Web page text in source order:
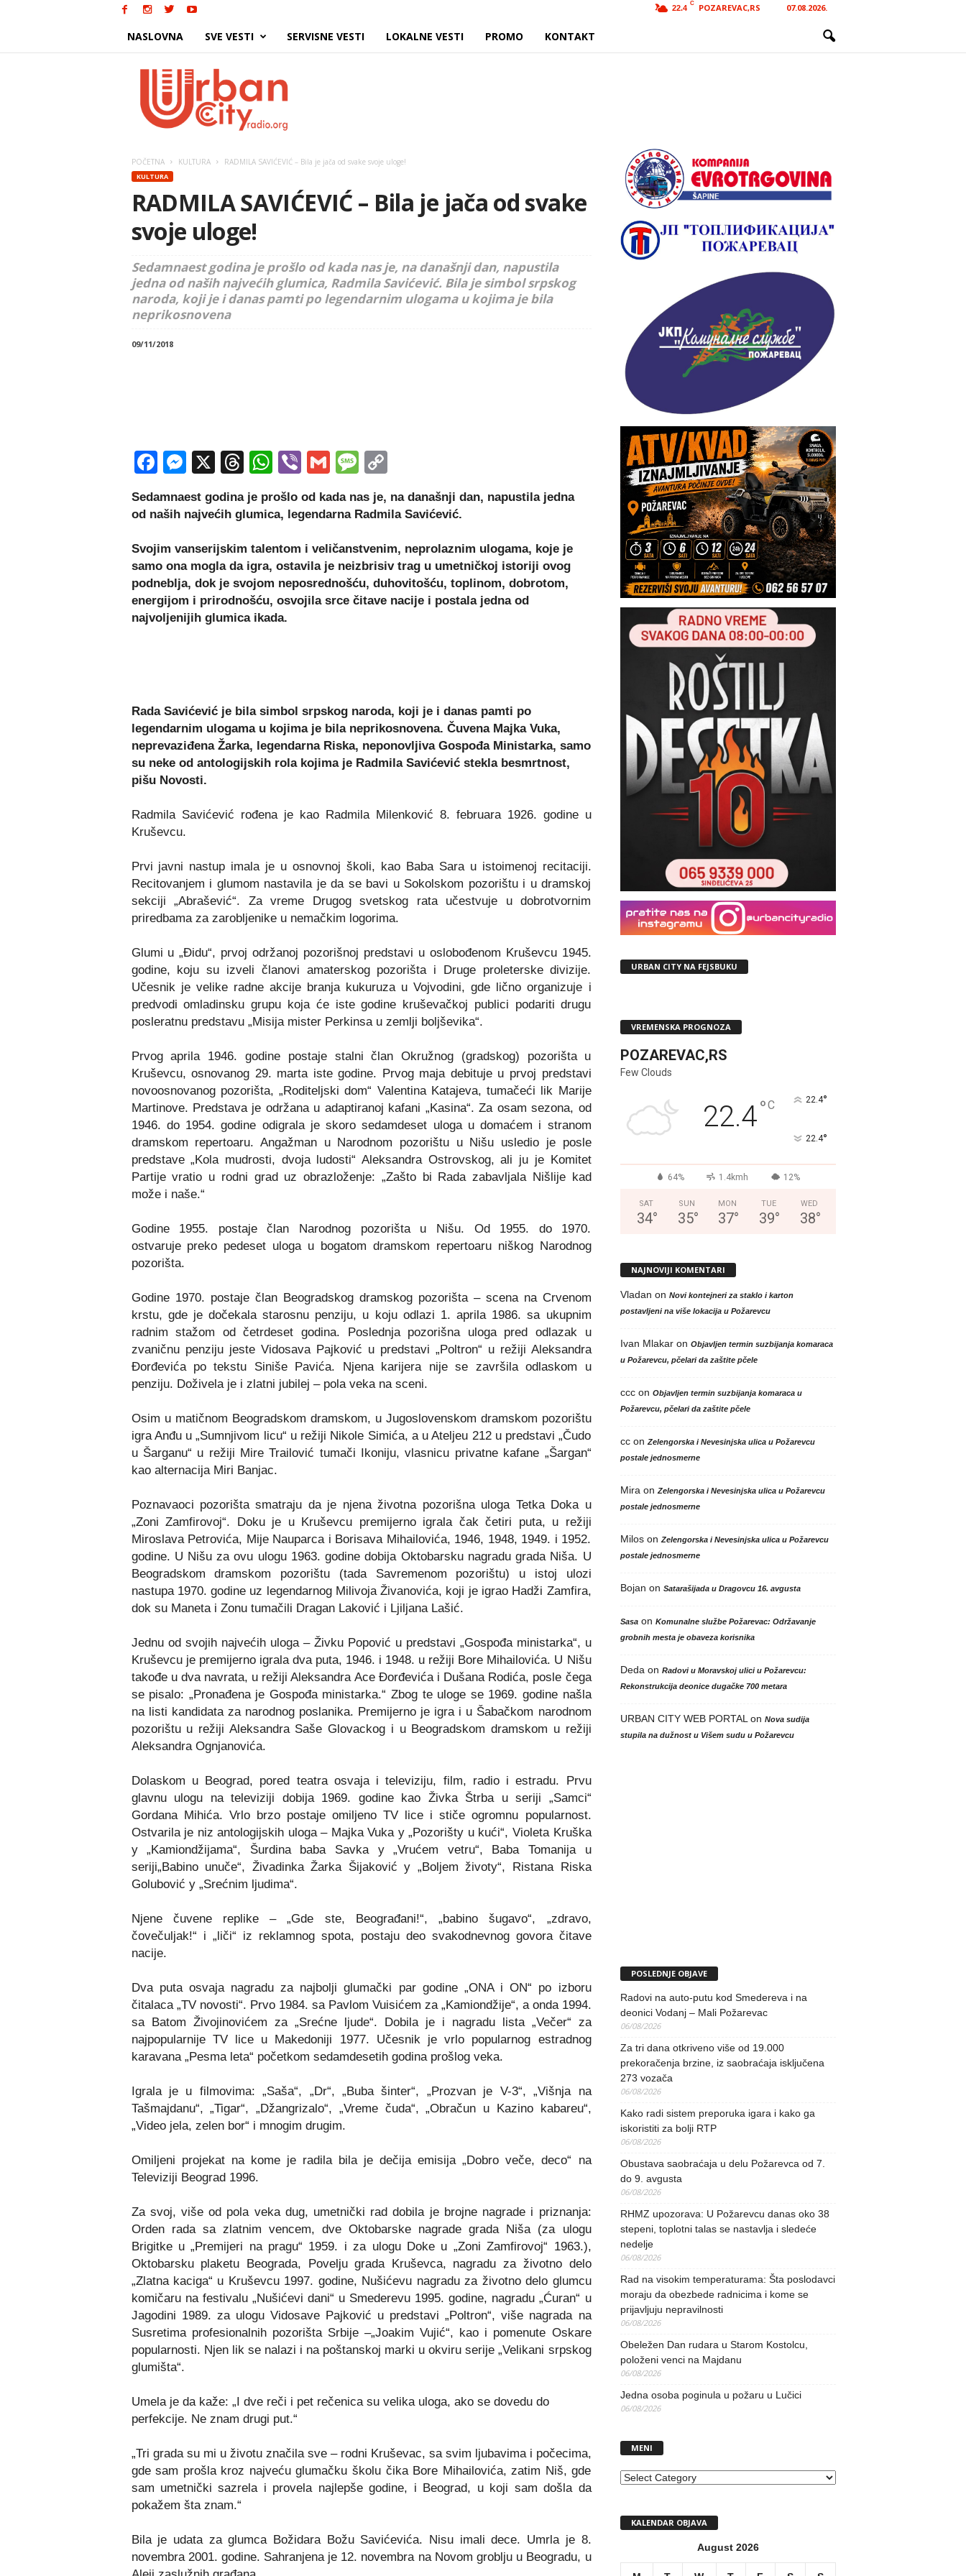
22.4
C POZAREVAC,RS 07.08.2026.
NASLOVNA SVE VESTI SERVISNE VESTI LOKALNE VESTI PROMO KONTAKT
POČETNA KULTURA RADMILA SAVIĆEVIĆ – Bila je jača od svake svoje uloge!
KULTURA
RADMILA SAVIĆEVIĆ – Bila je jača od svake
svoje uloge!
Sedamnaest godina je prošlo od kada nas je, na današnji dan, napustila
jedna od naših najvećih glumica, Radmila Savićević. Bila je simbol srpskog
naroda, koji je i danas pamti po legendarnim ulogama u kojima je bila
neprikosnovena
09/11/2018
Facebook
Messenger
X Threads
WhatsApp
ViberGmailMessage
Sedamnaest godina je prošlo od kada nas je, na današnji dan, napustila jedna
od naših najvećih glumica, legendarna Radmila Savićević.
Svojim vanserijskim talentom i veličanstvenim, neprolaznim ulogama, koje je
samo ona mogla da igra, ostavila je neizbrisiv trag u umetničkoj istoriji ovog
podneblja, dok je svojom neposrednošću, duhovitošću, toplinom, dobrotom,
energijom i prirodnošću, osvojila srce čitave nacije i postala jedna od
najvoljenijih glumica ikada.
Rada Savićević je bila simbol srpskog naroda, koji je i danas pamti po
legendarnim ulogama u kojima je bila neprikosnovena. Čuvena Majka Vuka,
neprevaziđena Žarka, legendarna Riska, neponovljiva Gospođa Ministarka, samo
su neke od antologijskih rola kojima je Radmila Savićević stekla besmrtnost,
pišu Novosti.
Radmila Savićević rođena je kao Radmila Milenković 8. februara 1926. godine u
Kruševcu.
Prvi javni nastup imala je u osnovnoj školi, kao Baba Sara u istoimenoj recitaciji.
Recitovanjem i glumom nastavila je da se bavi u Sokolskom pozorištu i u dramskoj
sekciji „Abrašević“. Za vreme Drugog svetskog rata učestvuje u dobrotvornim
priredbama za zarobljenike u nemačkim logorima.
Glumi u „Đidu“, prvoj održanoj pozorišnoj predstavi u oslobođenom Kruševcu 1945.
godine, koju su izveli članovi amaterskog pozorišta i Druge proleterske divizije.
Učesnik je velike radne akcije branja kukuruza u Vojvodini, gde lično organizuje i
predvodi omladinsku grupu koja će iste godine kruševačkoj publici podariti drugu
posleratnu predstavu „Misija mister Perkinsa u zemlji boljševika“.
Prvog aprila 1946. godine postaje stalni član Okružnog (gradskog) pozorišta u
Kruševcu, osnovanog 29. marta iste godine. Prvog maja debituje u prvoj predstavi
novoosnovanog pozorišta, „Roditeljski dom“ Valentina Katajeva, tumačeći lik Marije
Martinove. Predstava je održana u adaptiranoj kafani „Kasina“. Za osam sezona, od
1946. do 1954. godine odigrala je skoro sedamdeset uloga u domaćem i stranom
dramskom repertoaru. Angažman u Narodnom pozorištu u Nišu usledio je posle
predstave „Kola mudrosti, dvoja ludosti“ Aleksandra Ostrovskog, ali ju je Komitet
Partije vratio u rodni grad uz obrazloženje: „Zašto bi Rada zabavljala Nišlije kad
može i naše.“
Godine 1955. postaje član Narodnog pozorišta u Nišu. Od 1955. do 1970.
ostvarujepreko pedeset uloga u bogatom dramskom repertoaru niškog Narodnog
pozorišta.
Godine 1970. postaje član Beogradskog dramskog pozorišta – scena na Crvenom
krstu, gde je dočekala starosnu penziju, u koju odlazi 1. aprila 1986. sa ukupnim
radnim stažom od četrdeset godina. Poslednja pozorišnauloga pred odlazak u
zvaničnu penziju jeste Vidosava Pajković u predstavi „Poltron“ u režiji Aleksandra
Đorđevića po tekstu Siniše Pavića. Njena karijera nije se završila odlaskom u
penziju. Doživela je i zlatni jubilej – pola veka na sceni.
Osim u matičnom Beogradskom dramskom, u Jugoslovenskom dramskom pozorištu
igra Anđu u „Sumnjivom licu“ u režiji Nikole Simića, a u Ateljeu 212 u predstavi „Čudo
u Šarganu“ u režiji Mire Trailović tumači Ikoniju, vlasnicu privatne kafane „Šargan“
kao alternacija Miri Banjac.
Poznavaoci pozorišta smatraju da je njena životna pozorišna uloga Tetka Doka u
„Zoni Zamfirovoj“. Doku je u Kruševcu premijerno igrala čak četiri puta, u režiji
Miroslava Petrovića, Mije Nauparca i Borisava Mihailovića, 1946, 1948, 1949. i 1952.
godine. U Nišu za ovu ulogu 1963. godine dobija Oktobarsku nagradu grada Niša. U
Beogradskom dramskom pozorištu (tada Savremenom pozorištu) u istoj ulozi
nastupa 1970. godine uz legendarnog Milivoja Živanovića, koji je igrao Hadži Zamfira,
dok su Maneta i Zonu tumačili Dragan Laković i Ljiljana Lašić.
Jednu od svojih najvećih uloga –Živku Popović u predstavi „Gospođa ministarka“, u
Kruševcu je premijerno igrala dva puta, 1946. i 1948. u režiji Bore Mihailovića. U Nišu
takođe u dva navrata, u režiji Aleksandra Ace Đorđevića i Dušana Rodića, posle čega
se pisalo: „Pronađena je Gospođa ministarka.“ Zbog te uloge se 1969. godine našla
na listi kandidata za narodnog poslanika. Premijerno je igra i u Šabačkom narodnom
pozorištu u režiji Aleksandra Saše Glovackog i u Beogradskom dramskom u režiji
Aleksandra Ognjanovića.
Dolaskom u Beograd, pored teatra osvaja i televiziju, film, radio i estradu. Prvu
glavnu ulogu na televiziji dobija 1969. godine kao Živka Štrba u seriji „Samci“
Gordana Mihića. Vrlo brzo postaje omiljeno TV lice i stiče ogromnu popularnost.
Ostvarila je niz antologijskih uloga – Majka Vuka y„Pozorišty u kući“, Violeta Kruška
y„Kamiondžijama“, Šurdina baba Savka y„Vrućem vetru“, Baba Tomanija u
seriji„Babino unuče“, Živadinka Žarka Šijaković y „Boljem životy“, Ristana Riska
Golubović y „Srećnim ljudima“.
Njene čuvene replike–„Gde ste, Beograđani!“, „babino šugavo“, „zdravo,
čovečuljak!“ i „liči“ iz reklamnog spota, postaju deo svakodnevnog govora čitave
nacije.
Dva puta osvaja nagradu za najbolji glumački par godine „ONA i ON“ po izboru
čitalaca „TV novosti“. Prvo 1984. sa Pavlom Vuisićem za „Kamiondžije“, a onda 1994.
sa Batom Živojinovićem za „Srećne ljude“. Dobila je i nagradu lista „Večer“ za
najpopularnije TV lice u Makedoniji 1977. Učesnik je vrlo popularnog estradnog
karavana „Pesma leta“ početkom sedamdesetih godina prošlog veka.
Igrala je u filmovima: „Saša“, „Dr“, „Buba šinter“, „Prozvan je V-3“, „Višnja na
Tašmajdanu“, „Tigar“, „Džangrizalo“, „Vreme čuda“, „Obračun u Kazino kabareu“,
„Video jela, zelen bor“ i mnogim drugim.
Omiljeni projekat na kome je radila bila je dečija emisija „Dobro veče, deco“ na
Televiziji Beograd 1996.
Za svoj, više od pola veka dug, umetnički rad dobila je brojne nagrade i priznanja:
Orden rada sa zlatnim vencem, dve Oktobarske nagrade grada Niša (za ulogu
Brigitke u „Premijeri na pragu“ 1959. i za ulogu Doke u „Zoni Zamfirovoj“ 1963.),
Oktobarsku plaketu Beograda, Povelju grada Kruševca, nagradu za životno delo
„Zlatna kaciga“ u Kruševcu 1997. godine, Nušićevu nagradu za životno delo glumcu
komičaru na festivalu „Nušićevi dani“ u Smederevu 1995. godine, nagradu „Ćuran“ u
Jagodini 1989. za ulogu Vidosave Pajković u predstavi „Poltron“, više nagrada na
Susretima profesionalnih pozorišta Srbije –„Joakim Vujić“, kao i pomenute Oskare
popularnosti. Njen lik se nalazi i na poštanskoj marki u okviru serije „Velikani srpskog
glumišta“.
Umela je da kaže: „I dve reči i pet rečenica su velika uloga, ako se dovedu do
perfekcije. Ne znam drugi put.“
„Tri grada su mi u životu značila sve –rodni Kruševac, sa svim ljubavima i počecima,
gde sam prošla kroz najveću glumačku školu čika Bore Mihailovića, zatim Niš, gde
sam umetnički sazrela i provela najlepše godine, i Beograd, u koji sam došla da
pokažem šta znam.“
Bila je udata za glumca Božidara Božu Savićevića. Nisu imali dece. Umrla je 8.
novembra 2001. godine. Sahranjena je 12. novembra na Novom groblju u Beogradu, u
URBAN CITY NA FEJSBUKU
VREMENSKA PROGNOZA
POZAREVAC,RS
Few Clouds
22.4°C 22.4°
22.4°
64% 1.4kmh 12%
SAT
34°
SUN
35°
MON
37°
TUE
39°
WED
38°
NAJNOVIJI KOMENTARI
Vladan on Novi kontejneri za staklo i karton
postavljeni na više lokacija u Požarevcu
Ivan Mlakaron Objavljen termin suzbijanja komaraca
u Požarevcu, pčelari da zaštite pčele
cccon Objavljen termin suzbijanja komaraca u
Požarevcu, pčelari da zaštite pčele
ccon Zelengorska i Nevesinjska ulica u Požarevcu
postale jednosmerne
Mira on Zelengorska i Nevesinjska ulica u Požarevcu
postale jednosmerne
Miloson Zelengorska i Nevesinjska ulica u Požarevcu
postale jednosmerne
Bojan on Satarašijada u Dragovcu 16. avgusta
Sasaon Komunalne službe Požarevac: Održavanje
grobnih mesta je obaveza korisnika
Deda on Radovi u Moravskoj ulici u Požarevcu:
Rekonstrukcija deonice dugačke 700 metara
URBAN CITY WEB PORTAL on Nova sudija
stupila na dužnost u Višem sudu u Požarevcu
POSLEDNJE OBJAVE
Radovi na auto-putu kod Smedereva i na
deonici Vodanj – Mali Požarevac
06/08/2026
Za tri dana otkriveno više od 19.000
prekoračenja brzine, iz saobraćaja isključena
273 vozača
06/08/2026
Kako radi sistem preporuka igara i kako ga
iskoristiti za bolji RTP
06/08/2026
Obustava saobraćaja u delu Požarevca od 7.
do 9. avgusta
06/08/2026
RHMZ upozorava: U Požarevcu danas oko 38
stepeni, toplotni talas se nastavlja i sledeće
nedelje
06/08/2026
Rad na visokim temperaturama: Šta poslodavci
moraju da obezbede radnicima i kome se
prijavljuju nepravilnosti
06/08/2026
Obeležen Dan rudara u Starom Kostolcu,
položeni venci na Majdanu
06/08/2026
Jedna osoba poginula u požaru u Lučici
06/08/2026
MENI
MENI
KALENDAR OBJAVA
August 2026